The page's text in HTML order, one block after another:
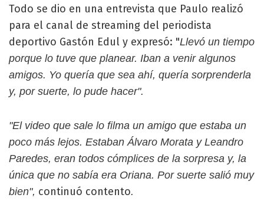
Todo se dio en una entrevista que Paulo realizó
para el canal de streaming del periodista
deportivo Gastón Edul y expresó: "Llevó un tiempo
porque lo tuve que planear. Iban a venir algunos
amigos. Yo quería que sea ahí, quería sorprenderla
y, por suerte, lo pude hacer".
"El video que sale lo filma un amigo que estaba un
poco más lejos. Estaban Álvaro Morata y Leandro
Paredes, eran todos cómplices de la sorpresa y, la
única que no sabía era Oriana. Por suerte salió muy
bien", continuó contento.